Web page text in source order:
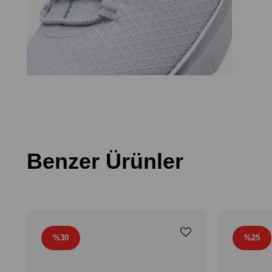
Benzer Ürünler
%30 %25